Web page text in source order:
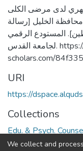
الوسواس القهري لدى مرضى الكلى
الخليل [رسالة
المستودع الرقمي
لجامعة القدس. https://arab-
scholars.com/84f335
URI
https://
Collections
We collect and